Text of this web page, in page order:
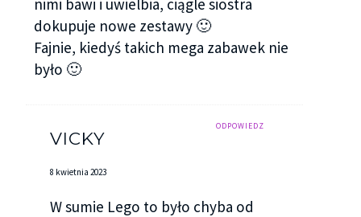
nimi bawi i uwielbia, ciągle siostra
dokupuje nowe zestawy 🙂
Fajnie, kiedyś takich mega zabawek nie
było 🙂
ODPOWIEDZ
VICKY
8 kwietnia 2023
W sumie Lego to było chyba od